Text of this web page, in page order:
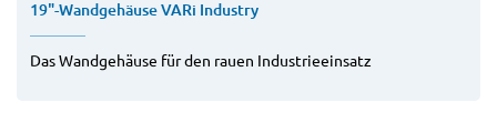
19"-Wandgehäuse VARi Industry
Das Wandgehäuse für den rauen Industrieeinsatz